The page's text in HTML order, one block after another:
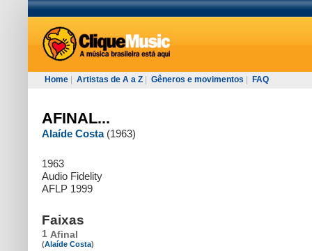
Home Artistas de A a Z Gêneros e movimentos FAQ
AFINAL...
Alaíde Costa (1963)
1963
Audio Fidelity
AFLP 1999
Faixas
1 Afinal
(Alaíde Costa)